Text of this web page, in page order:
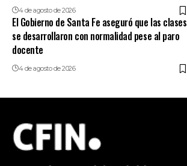
4 de agosto de 2026
El Gobierno de Santa Fe aseguró que las clases
se desarrollaron con normalidad pese al paro
docente
4 de agosto de 2026